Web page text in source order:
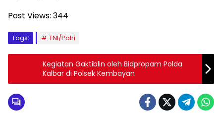
Post Views: 344
Tags: TNI/Polri
Kegiatan Gaktiblin oleh Bidpropam Polda
Kalbar di Polsek Kembayan